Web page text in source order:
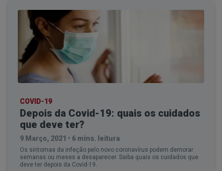
COVID-19
Depois da Covid-19: quais os cuidados
que deve ter?
9 Março, 2021 • 6 mins. leitura
Os sintomas da infeção pelo novo coronavírus podem demorar
semanas ou meses a desaparecer. Saiba quais os cuidados que
deve ter depois da Covid-19.